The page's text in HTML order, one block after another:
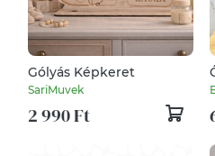
Gólyás Képkeret
SariMuvek
2 990 Ft